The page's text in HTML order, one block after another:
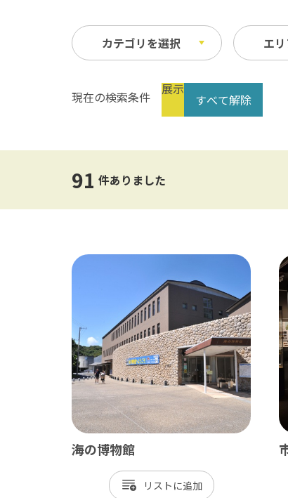
カテゴリを選択 エ
祭り・イベント
公共の施設
春
縦
現在の検索条件 展示
すべて解除
91 件ありました
海の博物館
リスト